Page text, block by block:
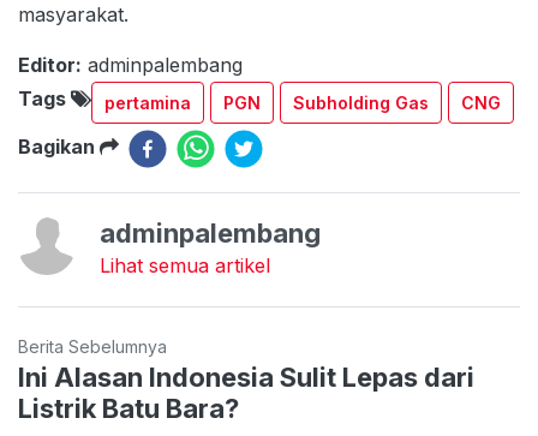
masyarakat.
Editor: adminpalembang
Tags
pertamina PGN Subholding Gas CNG
Bagikan
adminpalembang
Lihat semua artikel
Berita Sebelumnya
Ini Alasan Indonesia Sulit Lepas dari
Listrik Batu Bara?